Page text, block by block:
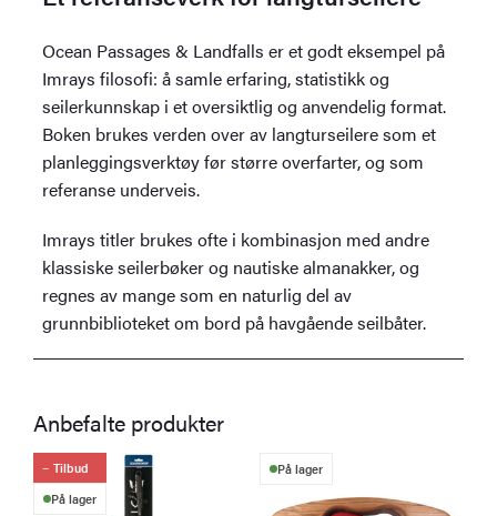
Ocean Passages & Landfalls er et godt eksempel på
Imrays filosofi: å samle erfaring, statistikk og
seilerkunnskap i et oversiktlig og anvendelig format.
Boken brukes verden over av langturseilere som et
planleggingsverktøy før større overfarter, og som
referanse underveis.
Imrays titler brukes ofte i kombinasjon med andre
klassiske seilerbøker og nautiske almanakker, og
regnes av mange som en naturlig del av
grunnbiblioteket om bord på havgående seilbåter.
Anbefalte produkter
Tilbud
På lager
På lager